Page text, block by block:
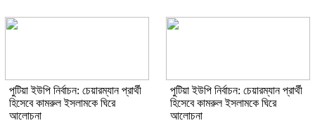
পুটিয়া ইউপি নির্বাচন: চেয়ারম্যান প্রার্থী
হিসেবে কামরুল ইসলামকে ঘিরে
আলোচনা
পুটিয়া ইউপি নির্বাচন: চেয়ারম্যান প্রার্থী
হিসেবে কামরুল ইসলামকে ঘিরে
আলোচনা